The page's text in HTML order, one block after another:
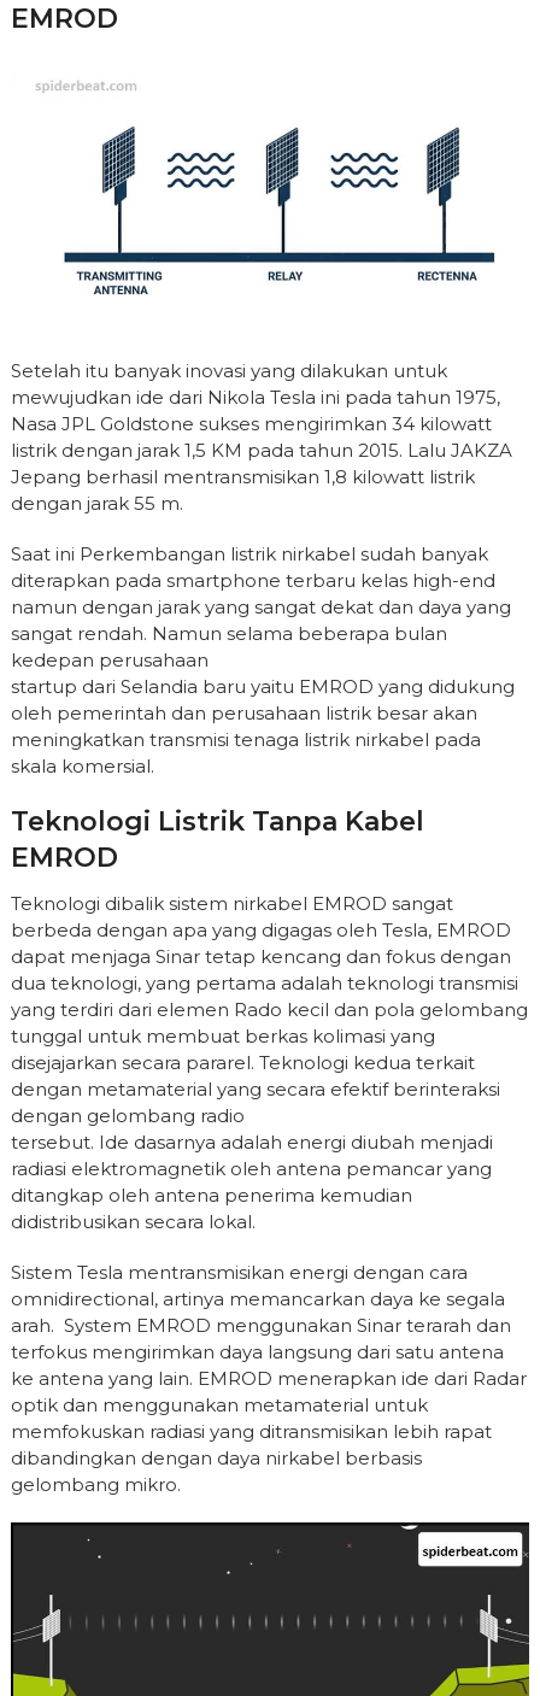
EMROD
Setelah itu banyak inovasi yang dilakukan untuk
mewujudkan ide dari Nikola Tesla ini pada tahun 1975,
Nasa JPL Goldstone sukses mengirimkan 34 kilowatt
listrik dengan jarak 1,5 KM pada tahun 2015. Lalu JAKZA
Jepang berhasil mentransmisikan 1,8 kilowatt listrik
dengan jarak 55 m.
Saat ini Perkembangan listrik nirkabel sudah banyak
diterapkan pada smartphone terbaru kelas high-end
namun dengan jarak yang sangat dekat dan daya yang
sangat rendah. Namun selama beberapa bulan
kedepan perusahaan
startup dari Selandia baru yaitu EMROD yang didukung
oleh pemerintah dan perusahaan listrik besar akan
meningkatkan transmisi tenaga listrik nirkabel pada
skala komersial.
Teknologi Listrik Tanpa Kabel
EMROD
Teknologi dibalik sistem nirkabel EMROD sangat
berbeda dengan apa yang digagas oleh Tesla, EMROD
dapat menjaga Sinar tetap kencang dan fokus dengan
dua teknologi, yang pertama adalah teknologi transmisi
yang terdiri dari elemen Rado kecil dan pola gelombang
tunggal untuk membuat berkas kolimasi yang
disejajarkan secara pararel. Teknologi kedua terkait
dengan metamaterial yang secara efektif berinteraksi
dengan gelombang radio
tersebut. Ide dasarnya adalah energi diubah menjadi
radiasi elektromagnetik oleh antena pemancar yang
ditangkap oleh antena penerima kemudian
didistribusikan secara lokal.
Sistem Tesla mentransmisikan energi dengan cara
omnidirectional, artinya memancarkan daya ke segala
arah. System EMROD menggunakan Sinar terarah dan
terfokus mengirimkan daya langsung dari satu antena
ke antena yang lain. EMROD menerapkan ide dari Radar
optik dan menggunakan metamaterial untuk
memfokuskan radiasi yang ditransmisikan lebih rapat
dibandingkan dengan daya nirkabel berbasis
gelombang mikro.